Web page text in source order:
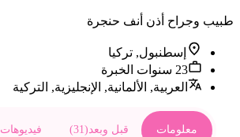
طبيب وجراح أذن أنف حنجرة
إسطنبول, تركيا
23 سنوات الخبرة
العربية, الألمانية, الإنجليزية, التركية
معلومات قبل وبعد(
31
) فيديوهات